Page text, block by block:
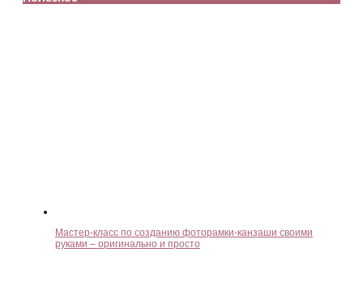
Мастер-класс по созданию фоторамки-канзаши своими
руками – оригинально и просто